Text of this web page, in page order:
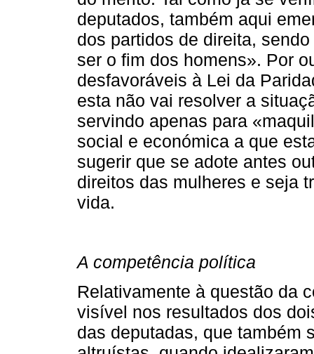
deputados, também aqui
dos partidos de direita,
ser o fim dos homens». Por
desfavoráveis à Lei da
esta não vai resolver a
servindo apenas para
social e económica a que
sugerir que se adote antes
direitos das mulheres e seja
vida.
A competência política
Relativamente à questão da
visível nos resultados dos
das deputadas, que também